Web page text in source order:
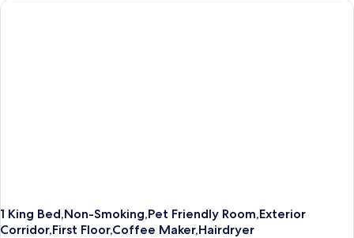
1 King Bed,Non-Smoking,Pet Friendly Room,Exterior
Corridor,First Floor,Coffee Maker,Hairdryer